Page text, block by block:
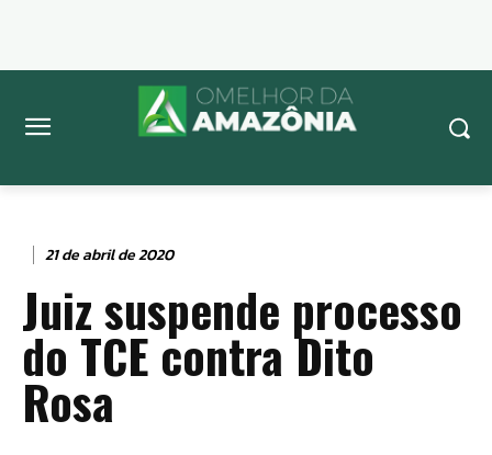
21 de abril de 2020
Juiz suspende processo
do TCE contra Dito
Rosa